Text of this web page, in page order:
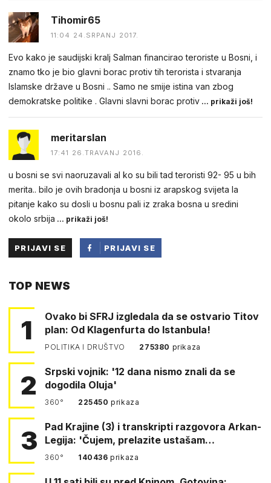
Tihomir65
11:04 24.SRPANJ 2017.
Evo kako je saudijski kralj Salman financirao teroriste u Bosni, i
znamo tko je bio glavni borac protiv tih terorista i stvaranja
Islamske države u Bosni .. Samo ne smije istina van zbog
demokratske politike . Glavni slavni borac protiv ... prikaži još!
meritarslan
17:41 26.TRAVANJ 2016.
u bosni se svi naoruzavali al ko su bili tad teroristi 92- 95 u bih
merita.. bilo je ovih bradonja u bosni iz arapskog svijeta la
pitanje kako su dosli u bosnu pali iz zraka bosna u sredini
okolo srbija ... prikaži još!
PRIJAVI SE
PRIJAVI SE
TOP NEWS
1
Ovako bi SFRJ izgledala da se ostvario Titov
plan: Od Klagenfurta do Istanbula!
POLITIKA I DRUŠTVO 275380 prikaza
2
Srpski vojnik: '12 dana nismo znali da se
dogodila Oluja'
360° 225450prikaza
3
Pad Krajine (3) i transkripti razgovora Arkan-
Legija: 'Čujem, prelazite ustašam…
360° 140436prikaza